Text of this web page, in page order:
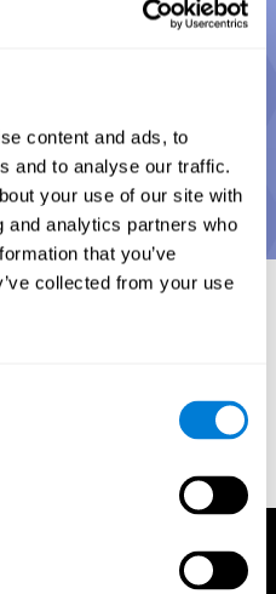
content and ads, to
and to analyse our traffic.
your use of our site with
and analytics partners who
that you’ve
collected from your use
(1984). "Components of visual
D. (eds.). Attention and
Erlbaum. pp. 531–56.